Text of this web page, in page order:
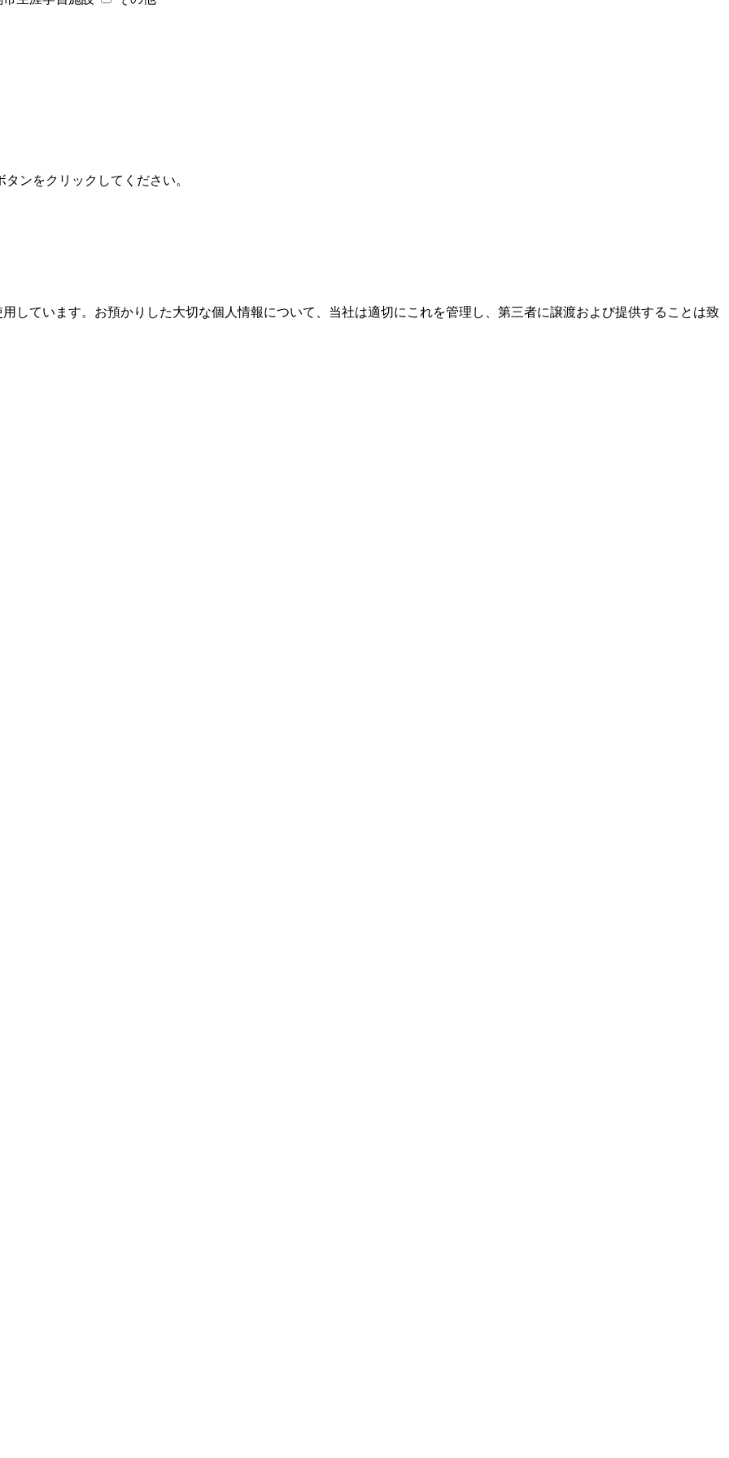
ンをクリックしてください。
ています。お預かりした大切な個人情報について、当社は適切にこれを管理し、第三者に譲渡および提供することは致